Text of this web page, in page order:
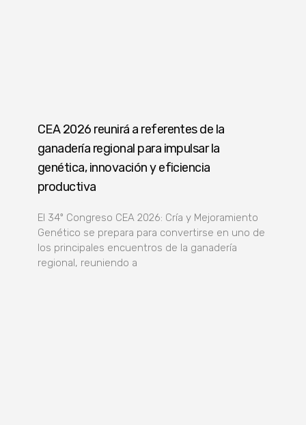
CEA 2026 reunirá a referentes de la
ganadería regional para impulsar la
genética, innovación y eficiencia
productiva
El 34º Congreso CEA 2026: Cría y Mejoramiento
Genético se prepara para convertirse en uno de
los principales encuentros de la ganadería
regional, reuniendo a